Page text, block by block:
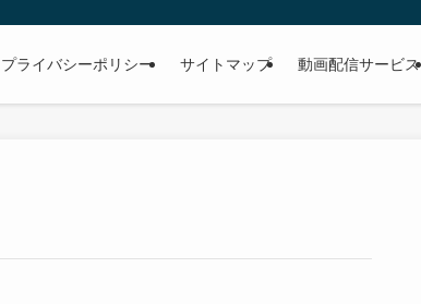
プライバシーポリシー サイトマップ 動画配信サービス